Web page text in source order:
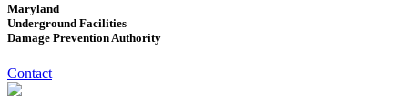
Maryland
Underground Facilities
Damage Prevention Authority
Contact